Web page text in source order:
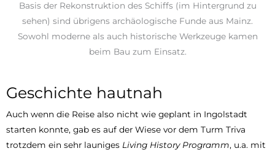
Basis der Rekonstruktion des Schiffs (im Hintergrund zu
sehen) sind übrigens archäologische Funde aus Mainz.
Sowohl moderne als auch historische Werkzeuge kamen
beim Bau zum Einsatz.
Geschichte hautnah
Auch wenn die Reise also nicht wie geplant in Ingolstadt
starten konnte, gab es auf der Wiese vor dem Turm Triva
trotzdem ein sehr launiges Living History Programm, u.a. mit